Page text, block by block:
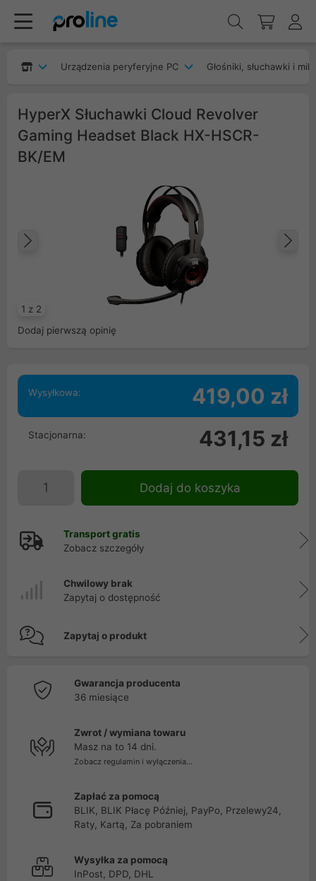
Urządzenia peryferyjne PC Głośniki, słuchawki i
HyperX Słuchawki Cloud Revolver
Gaming Headset Black HX-HSCR-
BK/EM
1 z 2
Poprzedni
Dodaj pierwszą opinię
Wysyłkowa: 419,00 zł
Stacjonarna: 431,15 zł
Dodaj do koszyka
Transport gratis
Zobacz szczegóły
Chwilowy brak
Zapytaj o dostępność
Zapytaj o produkt
Gwarancja producenta
36 miesiące
Zwrot / wymiana towaru
Masz na to 14 dni.
Zobacz regulamin i wyłączenia...
Zapłać za pomocą
BLIK, BLIK Płacę Później, PayPo, Przelewy24,
Raty, Kartą, Za pobraniem
Wysyłka za pomocą
InPost, DPD, DHL